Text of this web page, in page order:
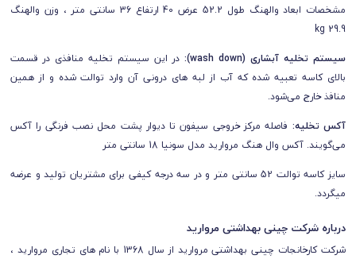
مشخصات ابعاد والهنگ طول 52.2 عرض 40 ارتفاع 36 سانتی متر ، وزن والهنگ
29.9 kg
سیستم تخلیه آبشاری (wash down):
در این سیستم تخلیه منافذی در قسمت
بالای کاسه تعبیه شده که آب از لبه های درونی آن وارد توالت شده و از همین
منافذ خارج می‌شود.
آکس تخلیه: فاصله مرکز خروجی سیفون تا دیوار پشت محل نصب فرنگی را آکس
می‌گویند. آکس وال هنگ مروارید مدل سونیا 18 سانتی متر
سایز کاسه توالت 52 سانتی متر و در سه درجه کیفی برای مشتریان تولید و عرضه
میگردد.
درباره شرکت چینی بهداشتی مروارید
شرکت کارخانجات چینی بهداشتی مروارید از سال 1368 با نام های تجاری مروارید ،